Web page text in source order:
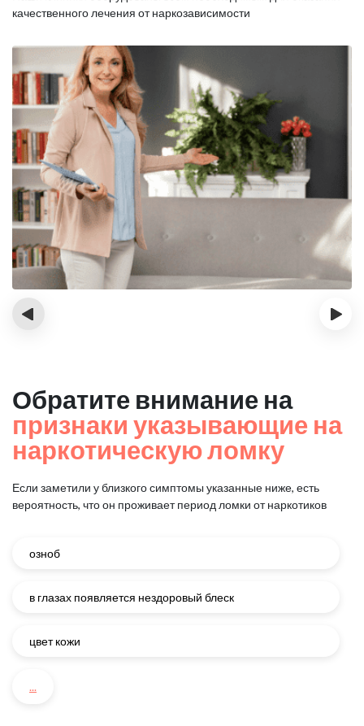
качественного лечения от наркозависимости
‹ ›
Обратите внимание на
признаки указывающие на
наркотическую ломку
Если заметили у близкого симптомы указанные ниже, есть
вероятность, что он проживает период ломки от наркотиков
озноб
в глазах появляется нездоровый блеск
цвет кожи
...